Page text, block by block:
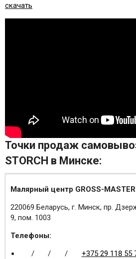
скачать
Точки продаж
STORCH в Минске:
Малярный центр GROSS-
220069 Беларусь, г. Минск, пр.
9, пом. 1003
Телефоны:
/
/ /
+375 29 118 55